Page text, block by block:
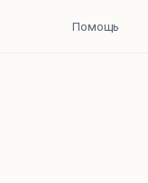
Помощь